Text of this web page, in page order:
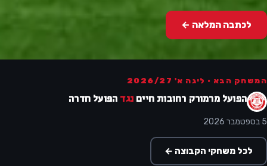
לכתבה המלאה ←
המשחק הבא · ליגה א' 2026/27
הפועל מרמורק רחובות חיים נגד הפועל חדרה
5 בספטמבר 2026
לכל משחקי הקבוצה ←